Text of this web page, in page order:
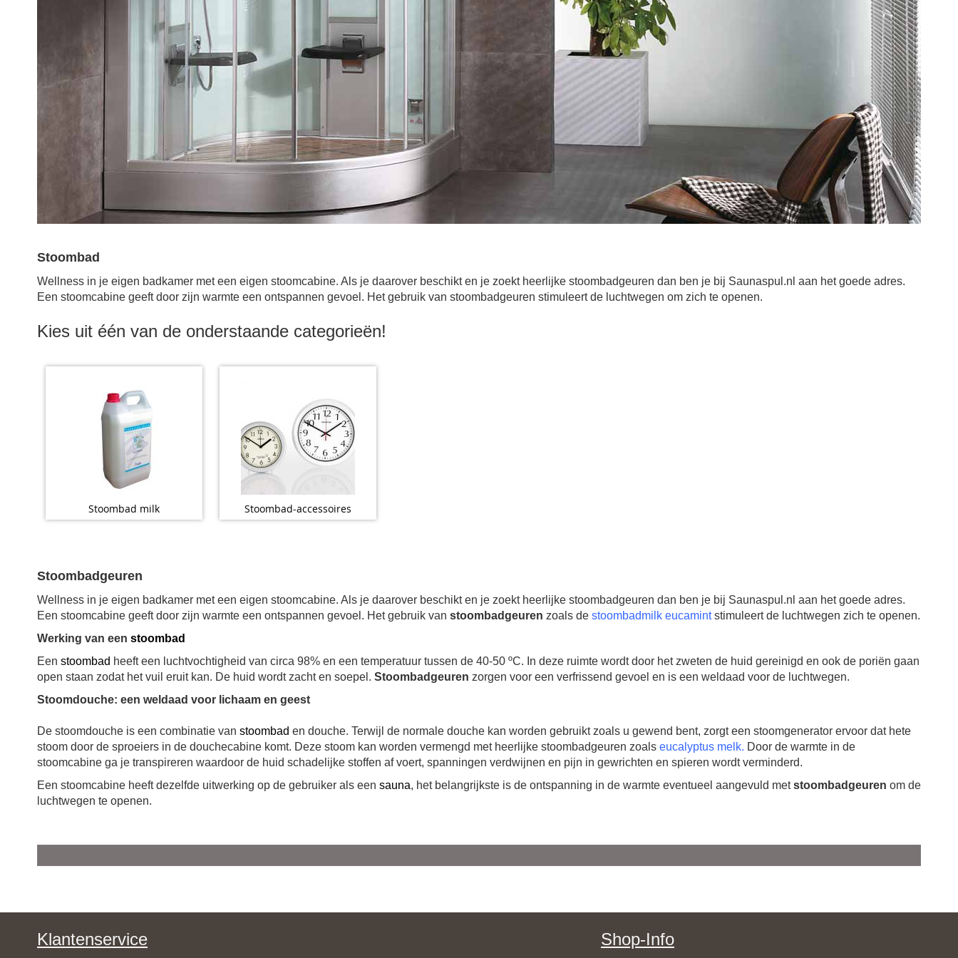
Stoombad
Wellness in je eigen badkamer met een eigen stoomcabine. Als je daarover beschikt en je zoekt heerlijke stoombadgeuren dan ben je bij Saunaspul.nl aan het goede adres.
Een stoomcabine geeft door zijn warmte een ontspannen gevoel. Het gebruik van stoombadgeuren stimuleert de luchtwegen om zich te openen.
Kies uit één van de onderstaande categorieën!
Stoombad milk Stoombad-accessoires
Stoombadgeuren
Wellness in je eigen badkamer met een eigen stoomcabine. Als je daarover beschikt en je zoekt heerlijke stoombadgeuren dan ben je bij Saunaspul.nl aan het goede adres.
Een stoomcabine geeft door zijn warmte een ontspannen gevoel. Het gebruik van stoombadgeuren zoals de stoombadmilk eucamintstimuleert de luchtwegen zich te openen.
Werking van een stoombad
Een stoombad heeft een luchtvochtigheid van circa 98% en een temperatuur tussen de 40-50 ºC. In deze ruimte wordt door het zweten de huid gereinigd en ook de poriën gaan
open staan zodat het vuil eruit kan. De huid wordt zacht en soepel. Stoombadgeuren zorgen voor een verfrissend gevoel en is een weldaad voor de luchtwegen.
Stoomdouche: een weldaad voor lichaam en geest
De stoomdouche is een combinatie van stoombad en douche. Terwijl de normale douche kan worden gebruikt zoals u gewend bent, zorgt een stoomgenerator ervoor dat hete
stoom door de sproeiers in de douchecabine komt. Deze stoom kan worden vermengd met heerlijke stoombadgeuren zoals eucalyptus melk. Door de warmte in de
stoomcabine ga je transpireren waardoor de huid schadelijke stoffen af voert, spanningen verdwijnen en pijn in gewrichten en spieren wordt verminderd.
Een stoomcabine heeft dezelfde uitwerking op de gebruiker als een sauna, het belangrijkste is de ontspanning in de warmte eventueel aangevuld metstoombadgeuren om de
luchtwegen te openen.
Klantenservice Shop-Info